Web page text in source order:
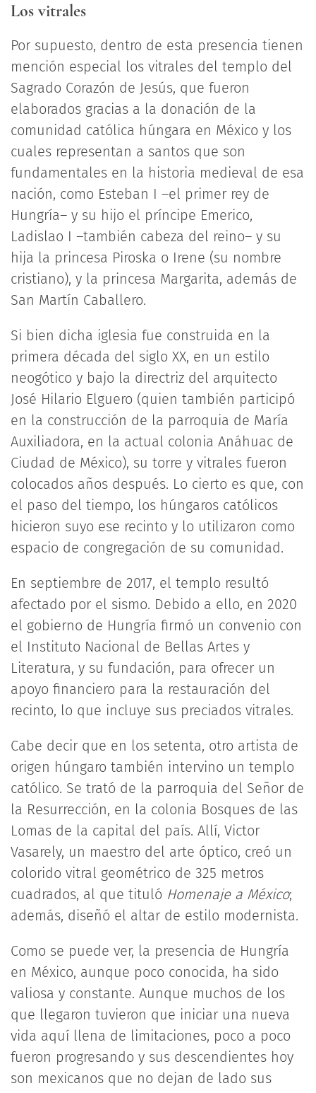
Los vitrales
Por supuesto, dentro de esta presencia tienen
mención especial los vitrales del templo del
Sagrado Corazón de Jesús, que fueron
elaborados gracias a la donación de la
comunidad católica húngara en México y los
cuales representan a santos que son
fundamentales en la historia medieval de esa
nación, como Esteban I –el primer rey de
Hungría– y su hijo el príncipe Emerico,
Ladislao I –también cabeza del reino– y su
hija la princesa Piroska o Irene (su nombre
cristiano), y la princesa Margarita, además de
San Martín Caballero.
Si bien dicha iglesia fue construida en la
primera década del siglo XX, en un estilo
neogótico y bajo la directriz del arquitecto
José Hilario Elguero (quien también participó
en la construcción de la parroquia de María
Auxiliadora, en la actual colonia Anáhuac de
Ciudad de México), su torre y vitrales fueron
colocados años después. Lo cierto es que, con
el paso del tiempo, los húngaros católicos
hicieron suyo ese recinto y lo utilizaron como
espacio de congregación de su comunidad.
En septiembre de 2017, el templo resultó
afectado por el sismo. Debido a ello, en 2020
el gobierno de Hungría firmó un convenio con
el Instituto Nacional de Bellas Artes y
Literatura, y su fundación, para ofrecer un
apoyo financiero para la restauración del
recinto, lo que incluye sus preciados vitrales.
Cabe decir que en los setenta, otro artista de
origen húngaro también intervino un templo
católico. Se trató de la parroquia del Señor de
la Resurrección, en la colonia Bosques de las
Lomas de la capital del país. Allí, Victor
Vasarely, un maestro del arte óptico, creó un
colorido vitral geométrico de 325 metros
cuadrados, al que tituló Homenaje a México;
además, diseñó el altar de estilo modernista.
Como se puede ver, la presencia de Hungría
en México, aunque poco conocida, ha sido
valiosa y constante. Aunque muchos de los
que llegaron tuvieron que iniciar una nueva
vida aquí llena de limitaciones, poco a poco
fueron progresando y sus descendientes hoy
son mexicanos que no dejan de lado sus